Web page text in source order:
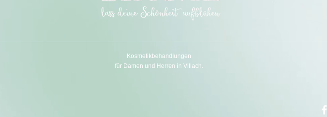
Kosmetikbehandlungen
für Damen und Herren in Villach.